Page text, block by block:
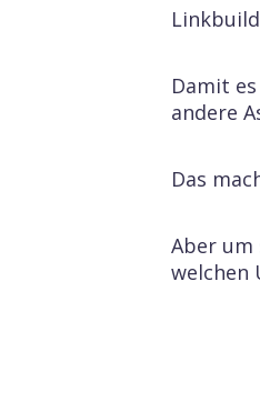
Damit
andere
Das
Aber um
welchen